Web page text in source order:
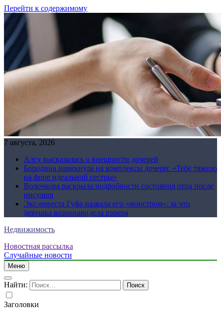
Перейти к содержимому
7 августа, 2026
Алсу высказалась о внешности дочерей
Бородина намекнула на комплексы дочери: «Тебе тяжело
на фоне идеальной сестры»
Волочкова раскрыла подробности состояния отца после
инсульта
Экс-невеста Гуфа назвала его «монстром»: за что
девушка возненавидела рэпера
Недвижимость
Новостная рассылка
Случайные новости
Меню
Найти:
Заголовки